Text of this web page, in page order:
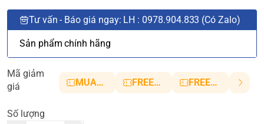
Tư vấn - Báo giá ngay: LH : 0978.904.833 (Có Zalo)
Sản phẩm chính hãng
Mã giảm
giá
MUANHANH01 FREESHIP5 FREESHIP10
Số lượng